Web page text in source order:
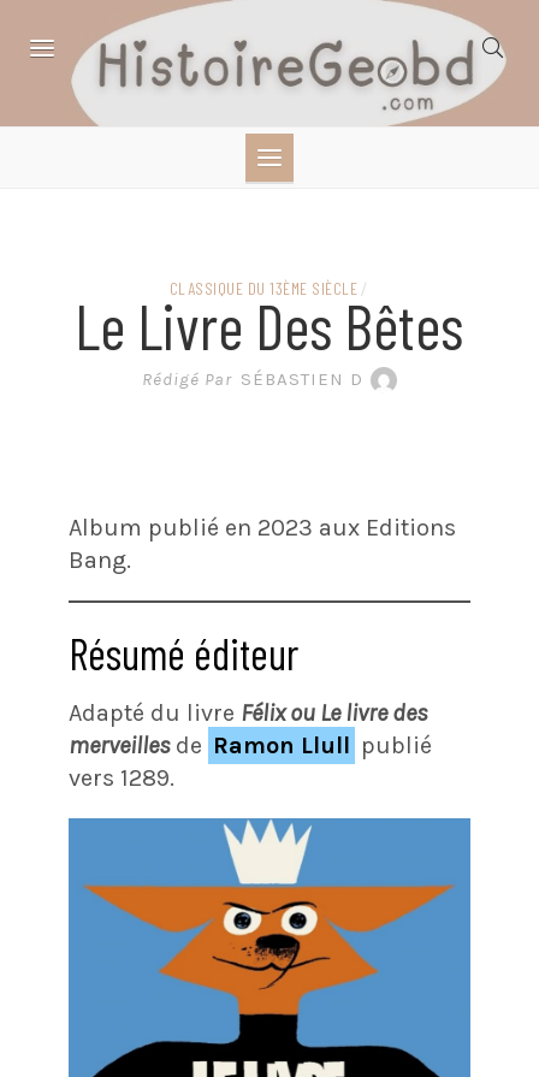
SCIENCES,
LITTÉRATURE EN
BANDE DESSINÉE
CLASSIQUE DU 13ÈME SIÈCLE /
Le Livre Des Bêtes
Rédigé Par SÉBASTIEN D
Album publié en 2023 aux Editions
Bang.
Résumé éditeur
Adapté du livre Félix ou Le livre des
merveillesde Ramon Llull publié
vers 1289.